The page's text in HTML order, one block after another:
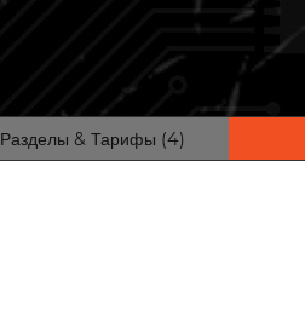
Разделы & Тарифы (4)